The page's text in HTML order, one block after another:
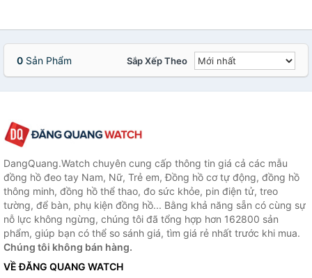
0 Sản Phẩm Sắp Xếp Theo
DangQuang.Watch chuyên cung cấp thông tin giá cả các mẫu
đồng hồ đeo tay Nam, Nữ, Trẻ em, Đồng hồ cơ tự động, đồng hồ
thông minh, đồng hồ thể thao, đo sức khỏe, pin điện tử, treo
tường, để bàn, phụ kiện đồng hồ... Bằng khả năng sẵn có cùng sự
nỗ lực không ngừng, chúng tôi đã tổng hợp hơn 162800 sản
phẩm, giúp bạn có thể so sánh giá, tìm giá rẻ nhất trước khi mua.
Chúng tôi không bán hàng.
VỀ ĐĂNG QUANG WATCH